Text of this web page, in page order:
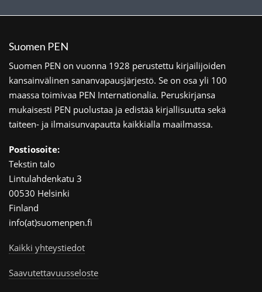
Suomen PEN
Suomen PEN on vuonna 1928 perustettu kirjailijoiden
kansainvälinen sananvapausjärjestö. Se on osa yli 100
maassa toimivaa PEN Internationalia. Peruskirjansa
mukaisesti PEN puolustaa ja edistää kirjallisuutta sekä
taiteen- ja ilmaisunvapautta kaikkialla maailmassa.
Postiosoite:
Tekstin talo
Lintulahdenkatu 3
00530 Helsinki
Finland
info(at)suomenpen.fi
Kaikki yhteystiedot
Saavutettavuusseloste